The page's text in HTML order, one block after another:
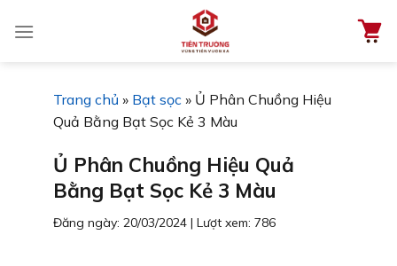
đến
Trang chủ » Bạt sọc » Ủ Phân Chuồng Hiệu
Quả Bằng Bạt Sọc Kẻ 3 Màu
Ủ Phân Chuồng Hiệu Quả
Bằng Bạt Sọc Kẻ 3 Màu
Đăng ngày: 20/03/2024 | Lượt xem: 786